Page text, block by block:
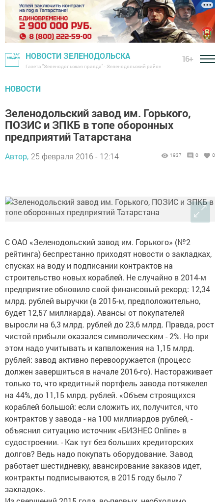
НОВОСТИ ЗЕЛЕНОДОЛЬСКА
Газета "Зеленодольская правда" - Зеленодольский район
16+
НОВОСТИ
Зеленодольский завод им. Горького,
ПОЗИС и ЗПКБ в топе оборонных
предприятий Татарстана
Автор, 25 февраля 2016 - 12:14 1937 0 0
С ОАО «Зеленодольский завод им. Горького» (№2
рейтинга) беспрестанно приходят новости о закладках,
спусках на воду и подписании контрактов на
строительство новых кораблей. Не случайно в 2014-м
предприятие обновило свой финансовый рекорд: 12,34
млрд. рублей выручки (в 2015-м, предположительно,
будет 12,57 миллиарда). Авансы от покупателей
выросли на 6,3 млрд. рублей до 23,6 млрд. Правда, рост
чистой прибыли оказался символическим - 2%. Но при
этом надо учитывать и капвложения на 1,15 млрд.
рублей: завод активно перевооружается (процесс
должен завершиться в начале 2016-го). Настораживает
только то, что кредитный портфель завода потяжелел
на 44%, до 11,15 млрд. рублей. «Объем строящихся
кораблей большой: если сложить их, получится, что
контрактов у завода - на 100 миллиардов рублей, -
объяснил ситуацию источник «БИЗНЕС Online» в
судостроении. - Как тут без больших кредиторских
долгов? Ведь надо покупать оборудование. Завод
работает шестидневку, авансирование заказов идет,
контракты подписываются, в 2015 году было 7
закладок».